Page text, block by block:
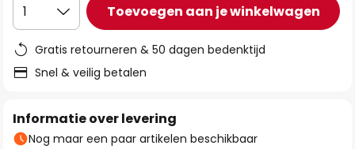
1 Toevoegen aan je winkelwagen
Gratis retourneren & 50 dagen bedenktijd
Snel & veilig betalen
Informatie over levering
Nog maar een paar artikelen beschikbaar